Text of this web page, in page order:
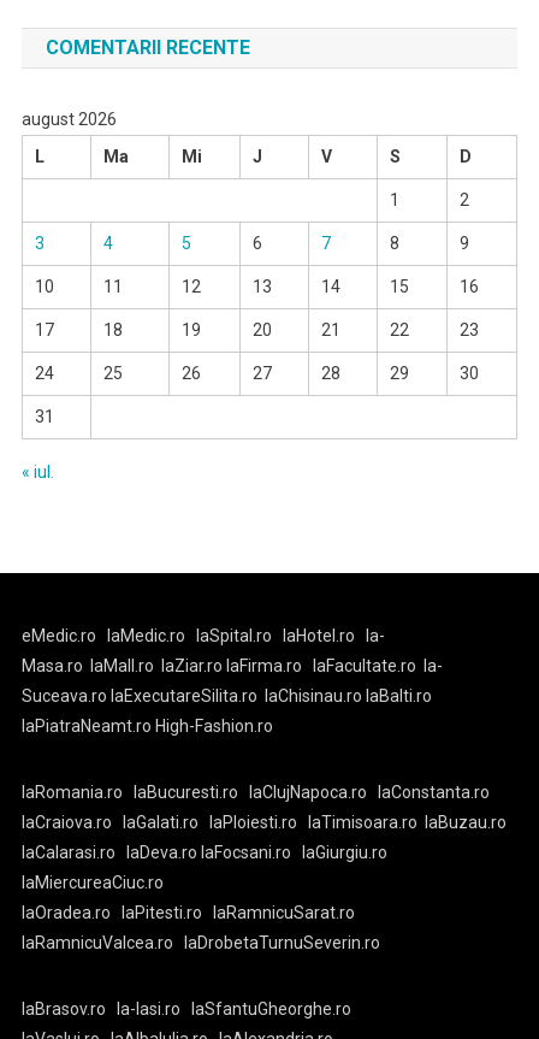
COMENTARII RECENTE
august 2026
L
Ma Mi J V S D
1 2
3 4 5 6 7 8 9
10 11 12 13 14 15 16
17 18 19 20 21 22 23
24 25 26 27 28 29 30
31
« iul.
eMedic.ro laMedic.ro laSpital.ro laHotel.ro
la-
Masa.ro
laMall.ro laZiar.ro laFirma.ro laFacultate.ro
la-
Suceava.ro laExecutareSilita.ro laChisinau.ro laBalti.ro
laPiatraNeamt.ro High-Fashion.ro
laRomania.ro laBucuresti.ro laClujNapoca.ro
laConstanta.ro
laCraiova.ro
laGalati.ro laPloiesti.ro laTimisoara.ro
laBuzau.ro
laCalarasi.ro
laDeva.ro laFocsani.ro
laGiurgiu.ro
laMiercureaCiuc.ro
laOradea.ro
laPitesti.ro
laRamnicuSarat.ro
laRamnicuValcea.ro
laDrobetaTurnuSeverin.ro
laBrasov.ro la-Iasi.ro
laSfantuGheorghe.ro